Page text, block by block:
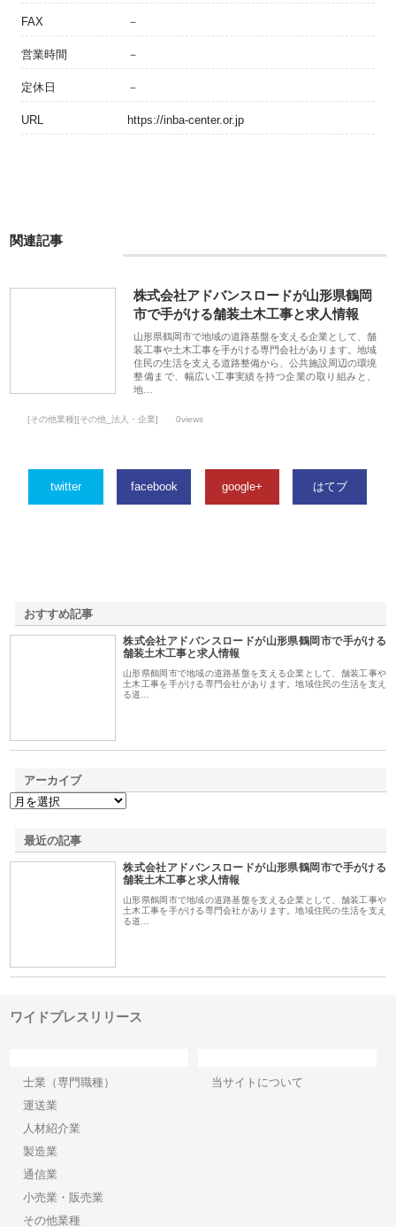
FAX －
営業時間 －
定休日 －
URL https://inba-center.or.jp
関連記事
株式会社アドバンスロードが山形県鶴岡
市で手がける舗装土木工事と求人情報
山形県鶴岡市で地域の道路基盤を支える企業として、舗
装工事や土木工事を手がける専門会社があります。地域
住民の生活を支える道路整備から、公共施設周辺の環境
整備まで、幅広い工事実績を持つ企業の取り組みと、
地…
[その他業種][その他_法人・企業] 0views
twitter facebook google+ はてブ
おすすめ記事
株式会社アドバンスロードが山形県鶴岡市で手がける
舗装土木工事と求人情報
山形県鶴岡市で地域の道路基盤を支える企業として、舗装工事や
土木工事を手がける専門会社があります。地域住民の生活を支え
る道…
アーカイブ
最近の記事
株式会社アドバンスロードが山形県鶴岡市で手がける
舗装土木工事と求人情報
山形県鶴岡市で地域の道路基盤を支える企業として、舗装工事や
土木工事を手がける専門会社があります。地域住民の生活を支え
る道…
ワイドプレスリリース
士業（専門職種）
運送業
人材紹介業
製造業
通信業
小売業・販売業
その他業種
当サイトについて